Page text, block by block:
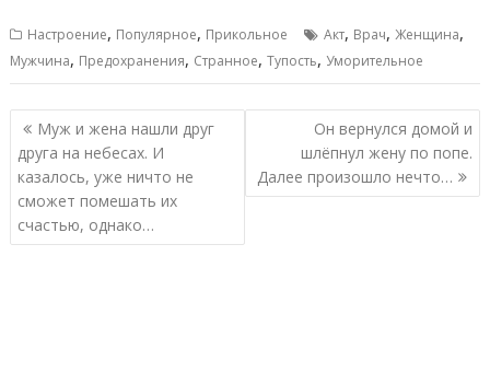
Настроение, Популярное, Прикольное Акт, Врач,Женщина,
Мужчина, Предохранения, Странное,Тупость,Уморительное
Навигация
по
записям
Муж и жена нашли друг
друга на небесах. И
казалось, уже ничто не
сможет помешать их
счастью, однако…
Он вернулся домой и
шлёпнул жену по попе.
Далее произошло нечто…